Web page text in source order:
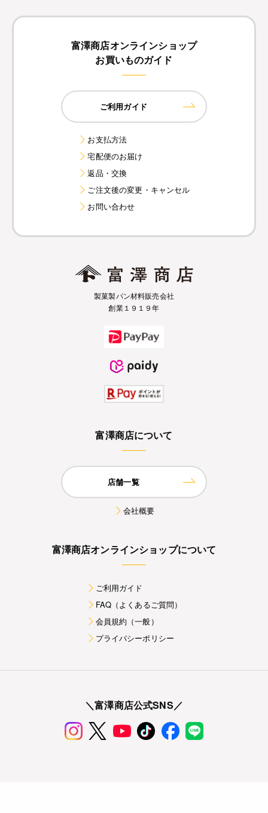
富澤商店オンラインショップ
お買いものガイド
ご利用ガイド
お支払方法
宅配便のお届け
返品・交換
ご注文後の変更・キャンセル
お問い合わせ
製菓製パン材料販売会社
創業１９１９年
富澤商店について
店舗一覧
会社概要
富澤商店オンラインショップについて
ご利用ガイド
FAQ（よくあるご質問）
会員規約（一般）
プライバシーポリシー
＼富澤商店公式SNS／